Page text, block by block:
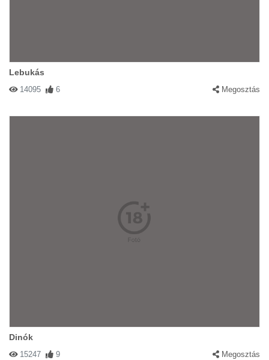
Lebukás
14095 6 Megosztás
Dinók
15247 9 Megosztás